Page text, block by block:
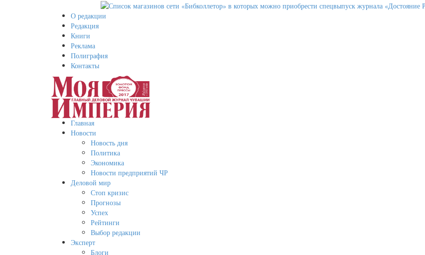
О редакции
Редакция
Книги
Реклама
Полиграфия
Контакты
Главная
Новости
Новость дня
Политика
Экономика
Новости предприятий ЧР
Деловой мир
Стоп кризис
Прогнозы
Успех
Рейтинги
Выбор редакции
Эксперт
Блоги